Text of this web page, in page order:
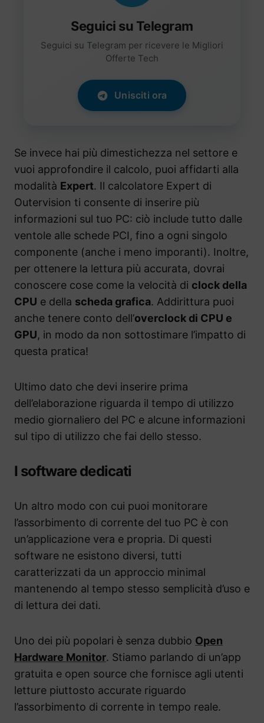
Seguici su Telegram
Seguici su Telegram per ricevere le Migliori
Offerte Tech
Unisciti ora
Se invece hai più dimestichezza nel settore e
vuoi approfondire il calcolo, puoi affidarti alla
modalità Expert. Il calcolatore Expert di
Outervision ti consente di inserire più
informazioni sul tuo PC: ciò include tutto dalle
ventole alle schede PCI, fino a ogni singolo
componente (anche i meno imporanti). Inoltre,
per ottenere la lettura più accurata, dovrai
conoscere cose come la velocità di clock della
CPU e della scheda grafica. Addirittura puoi
anche tenere conto dell’overclock di CPU e
GPU, in modo da non sottostimare l’impatto di
questa pratica!
Ultimo dato che devi inserire prima
dell’elaborazione riguarda il tempo di utilizzo
medio giornaliero del PC e alcune informazioni
sul tipo di utilizzo che fai dello stesso.
I software dedicati
Un altro modo con cui puoi monitorare
l’assorbimento di corrente del tuo PC è con
un’applicazione vera e propria. Di questi
software ne esistono diversi, tutti
caratterizzati da un approccio minimal
mantenendo al tempo stesso semplicità d’uso e
di lettura dei dati.
Uno dei più popolari è senza dubbio Open
Hardware Monitor. Stiamo parlando di un’app
gratuita e open source che fornisce agli utenti
letture piuttosto accurate riguardo
l’assorbimento di corrente in tempo reale.